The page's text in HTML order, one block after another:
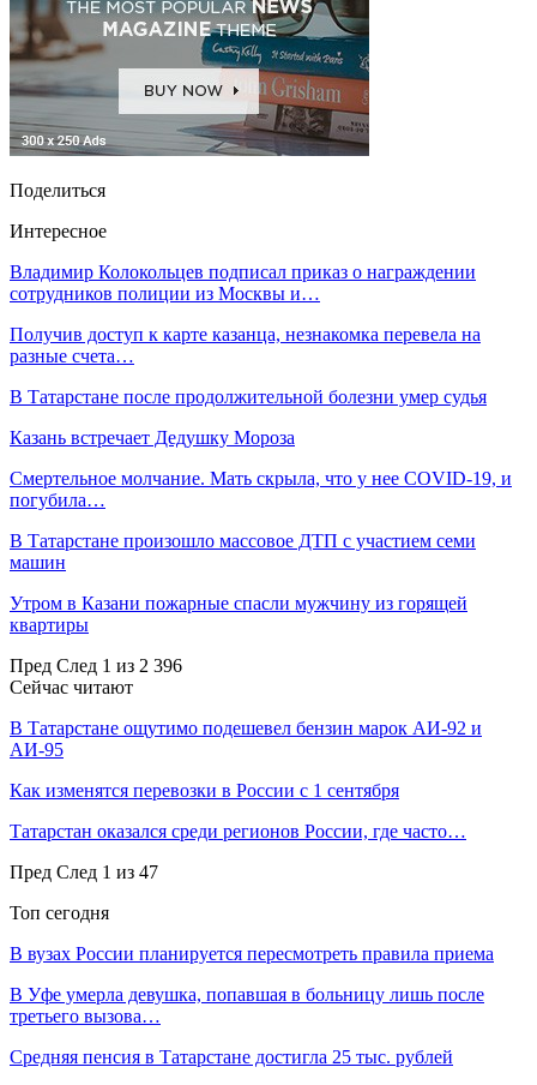
Поделиться
Интересное
Владимир Колокольцев подписал приказ о награждении
сотрудников полиции из Москвы и…
Получив доступ к карте казанца, незнакомка перевела на
разные счета…
В Татарстане после продолжительной болезни умер судья
Казань встречает Дедушку Мороза
Смертельное молчание. Мать скрыла, что у нее COVID-19, и
погубила…
В Татарстане произошло массовое ДТП с участием семи
машин
Утром в Казани пожарные спасли мужчину из горящей
квартиры
Пред След 1 из 2 396
Сейчас читают
В Татарстане ощутимо подешевел бензин марок АИ-92 и
АИ-95
Как изменятся перевозки в России с 1 сентября
Татарстан оказался среди регионов России, где часто…
Пред След 1 из 47
Топ сегодня
В вузах России планируется пересмотреть правила приема
В Уфе умерла девушка, попавшая в больницу лишь после
третьего вызова…
Средняя пенсия в Татарстане достигла 25 тыс. рублей